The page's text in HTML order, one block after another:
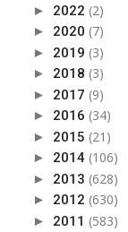
► 2022 (2)
► 2020 (7)
► 2019 (3)
► 2018 (3)
► 2017 (9)
► 2016 (34)
► 2015 (21)
► 2014 (106)
► 2013 (628)
► 2012 (630)
► 2011 (583)